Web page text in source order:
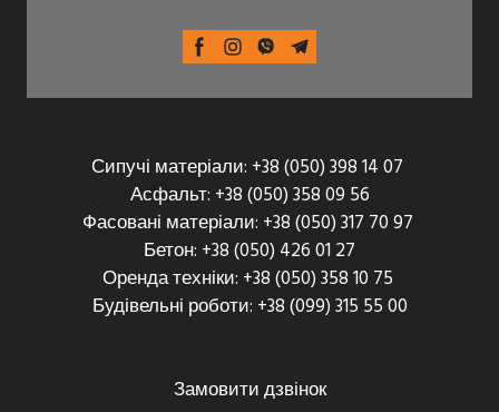
Сипучі матеріали: +38 (050) 398 14 07
Асфальт: +38 (050) 358 09 56
Фасовані матеріали: +38 (050) 317 70 97
Бетон: +38 (050) 426 01 27
Оренда техніки: +38 (050) 358 10 75
Будівельні роботи: +38 (099) 315 55 00
Замовити дзвінок